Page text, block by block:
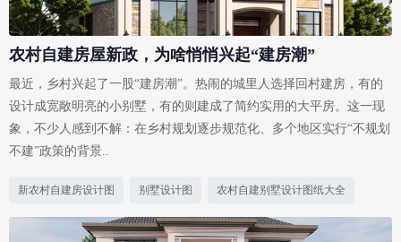
农村自建房屋新政，为啥悄悄兴起“建房潮”
最近，乡村兴起了一股“建房潮”。热闹的城里人选择回村建房，有的
设计成宽敞明亮的小别墅，有的则建成了简约实用的大平房。这一现
象，不少人感到不解：在乡村规划逐步规范化、多个地区实行“不规划
不建”政策的背景..
新农村自建房设计图 别墅设计图 农村自建别墅设计图纸大全